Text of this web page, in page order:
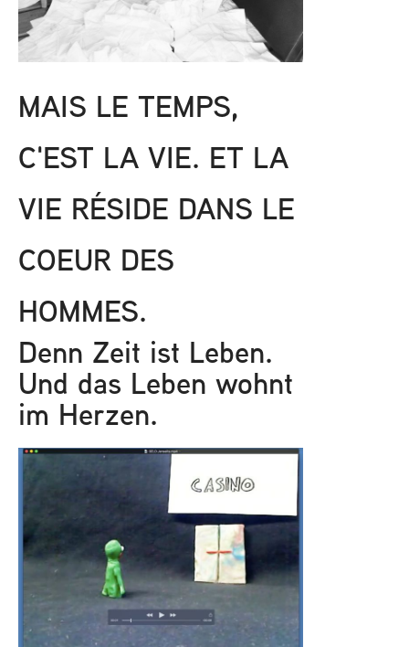
MAIS LE TEMPS,
C'EST LA VIE. ET LA
VIE RÉSIDE DANS LE
COEUR DES
HOMMES.
Denn Zeit ist Leben.
Und das Leben wohnt
im Herzen.